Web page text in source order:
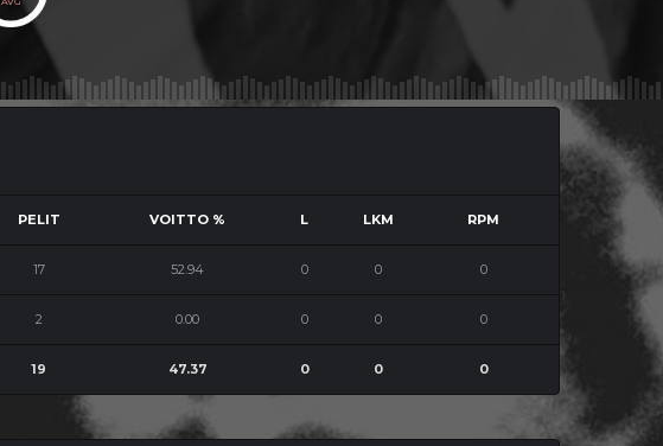
PELIT VOITTO % L LKM RPM
17 52.94 0 0 0
2 0.00 0 0 0
19 47.37 0 0 0